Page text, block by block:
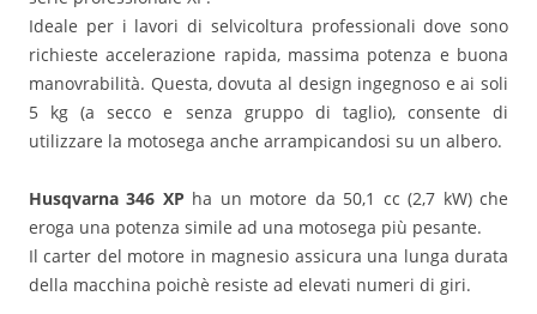
Ideale per i lavori di selvicoltura professionali dove sono
richieste accelerazione rapida, massima potenza e buona
manovrabilità. Questa, dovuta al design ingegnoso e ai soli
5 kg (a secco e senza gruppo di taglio), consente di
utilizzare la motosega anche arrampicandosi su un albero.
Husqvarna 346 XP ha un motore da 50,1 cc (2,7 kW) che
eroga una potenza simile ad una motosega più pesante.
Il carter del motore in magnesio assicura una lunga durata
della macchina poichè resiste ad elevati numeri di giri.